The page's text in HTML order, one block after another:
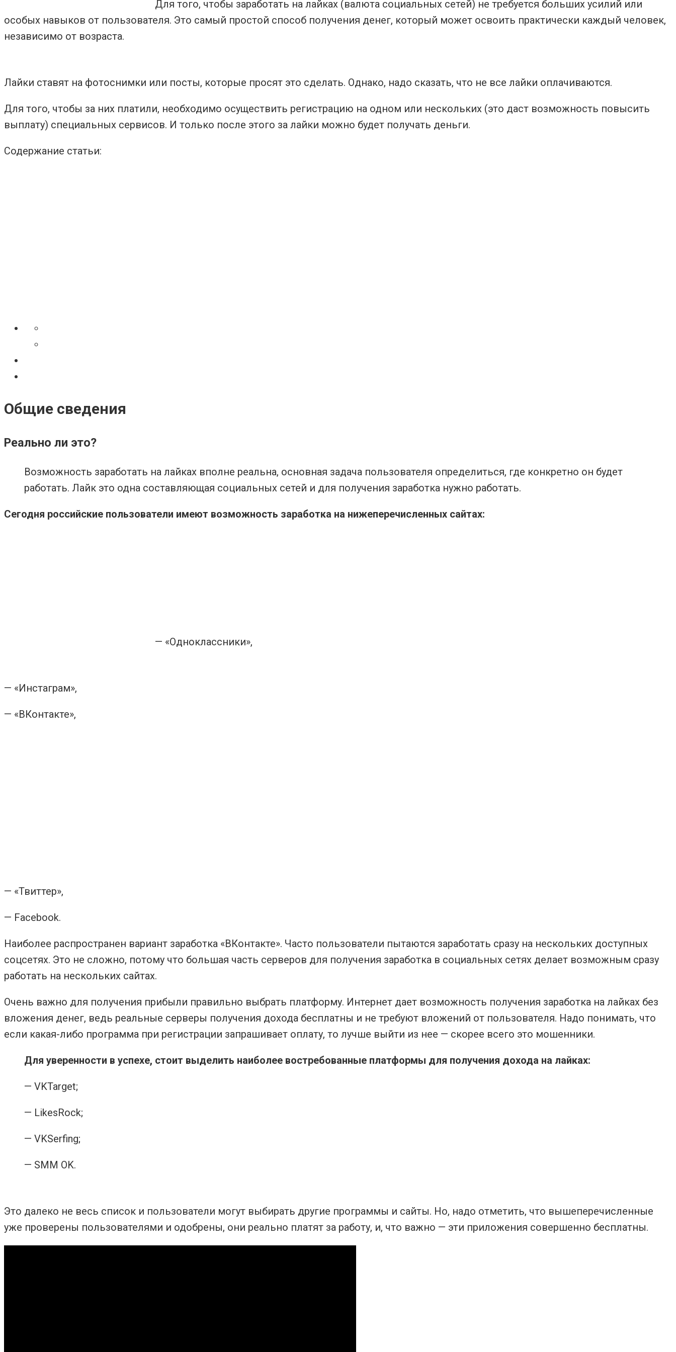
Для того, чтобы заработать на лайках (валюта социальных сетей) не требуется больших усилий или
особых навыков от пользователя. Это самый простой способ получения денег, который может освоить практически каждый человек,
независимо от возраста.
Лайки ставят на фотоснимки или посты, которые просят это сделать. Однако, надо сказать, что не все лайки оплачиваются.
Для того, чтобы за них платили, необходимо осуществить регистрацию на одном или нескольких (это даст возможность повысить
выплату) специальных сервисов. И только после этого за лайки можно будет получать деньги.
Содержание статьи:
Общие сведения
Реально ли это?
Возможность заработать на лайках вполне реальна, основная задача пользователя определиться, где конкретно он будет
работать. Лайк это одна составляющая социальных сетей и для получения заработка нужно работать.
Сегодня российские пользователи имеют возможность заработка на нижеперечисленных сайтах:
— «Одноклассники»,
— «Инстаграм»,
— «ВКонтакте»,
— «Твиттер»,
— Facebook.
Наиболее распространен вариант заработка «ВКонтакте». Часто пользователи пытаются заработать сразу на нескольких доступных
соцсетях. Это не сложно, потому что большая часть серверов для получения заработка в социальных сетях делает возможным сразу
работать на нескольких сайтах.
Очень важно для получения прибыли правильно выбрать платформу. Интернет дает возможность получения заработка на лайках без
вложения денег, ведь реальные серверы получения дохода бесплатны и не требуют вложений от пользователя. Надо понимать, что
если какая-либо программа при регистрации запрашивает оплату, то лучше выйти из нее — скорее всего это мошенники.
Для уверенности в успехе, стоит выделить наиболее востребованные платформы для получения дохода на лайках:
— VKTarget;
— LikesRock;
— VKSerfing;
— SMM OK.
Это далеко не весь список и пользователи могут выбирать другие программы и сайты. Но, надо отметить, что вышеперечисленные
уже проверены пользователями и одобрены, они реально платят за работу, и, что важно — эти приложения совершенно бесплатны.